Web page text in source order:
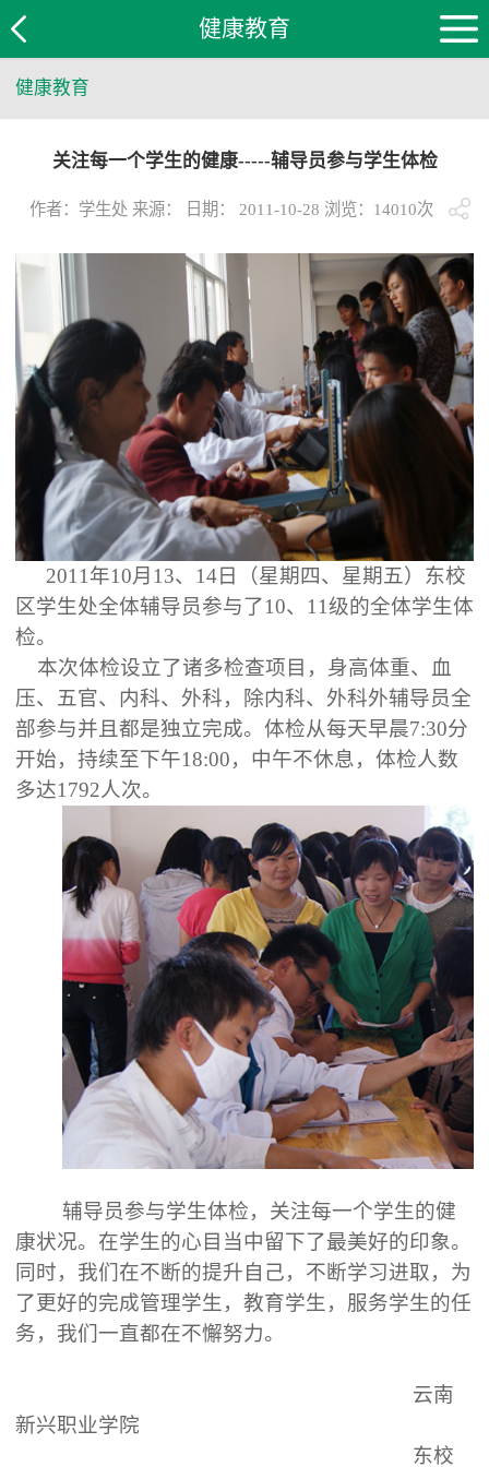
健康教育
健康教育
关注每一个学生的健康-----辅导员参与学生体检
作者：学生处 来源： 日期： 2011-10-28 浏览： 14010次
2011 年10月 13、 14日（星期四、星期五）东校
区学生处全体辅导员参与了10、 11级的全体学生体
检。
本次体检设立了诸多检查项目，身高体重、血
压、五官、内科、外科，除内科、外科外辅导员全
部参与并且都是独立完成。体检从每天早晨7:30分
开始，持续至下午18:00，中午不休息，体检人数
多达1792人次。
辅导员参与学生体检，关注每一个学生的健
康状况。在学生的心目当中留下了最美好的印象。
同时，我们在不断的提升自己，不断学习进取，为
了更好的完成管理学生，教育学生，服务学生的任
务，我们一直都在不懈努力。
云南
新兴职业学院
东校